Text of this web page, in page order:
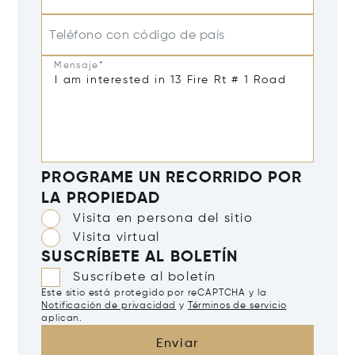
Teléfono con código de país
Mensaje*
PROGRAME UN RECORRIDO POR
LA PROPIEDAD
Visita en persona del sitio
Visita virtual
SUSCRÍBETE AL BOLETÍN
Suscríbete al boletín
Este sitio está protegido por reCAPTCHA y la
Notificación de privacidad y Términos de servicio
aplican.
Enviar